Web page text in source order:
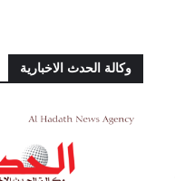
وكالة الحدث الاخبارية